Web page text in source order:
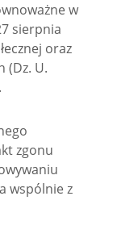
w
sierpnia
oraz
(Dz. U.
zgonu
wspólnie z